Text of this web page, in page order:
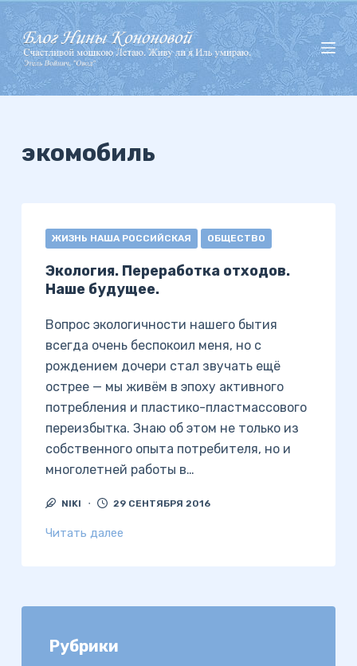
П
е
р
е
й
экомобиль
ЖИЗНЬ НАША РОССИЙСКАЯ ОБЩЕСТВО
Экология. Переработка отходов.
Наше будущее.
Вопрос экологичности нашего бытия
всегда очень беспокоил меня, но с
рождением дочери стал звучать ещё
острее — мы живём в эпоху активного
потребления и пластико-пластмассового
переизбытка. Знаю об этом не только из
собственного опыта потребителя, но и
многолетней работы в…
NIKI 29 СЕНТЯБРЯ 2016
Читать далее
Рубрики